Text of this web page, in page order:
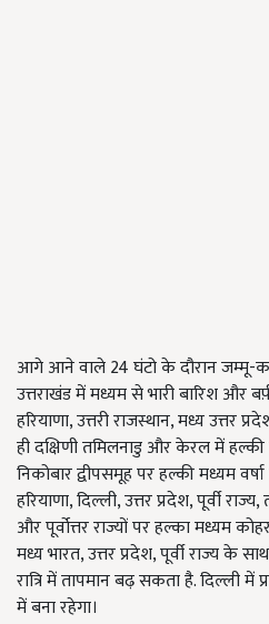
आगे आने वाले 24 घंटो के दौरान जम्मू-
उत्तराखंड में मध्यम से भारी बारिश और
हरियाणा, उत्तरी राजस्थान, मध्य उत्तर
ही दक्षिणी तमिलनाडु और केरल में
निकोबार द्वीपसमूह पर हल्की मध्यम
हरियाणा, दिल्ली, उत्तर प्रदेश, पूर्वी
और पूर्वोत्तर राज्यों पर हल्का मध्यम
मध्य भारत, उत्तर प्रदेश, पूर्वी राज्य के
रात्रि में तापमान बढ़ सकता है. दिल्ली में
में बना रहेगा।